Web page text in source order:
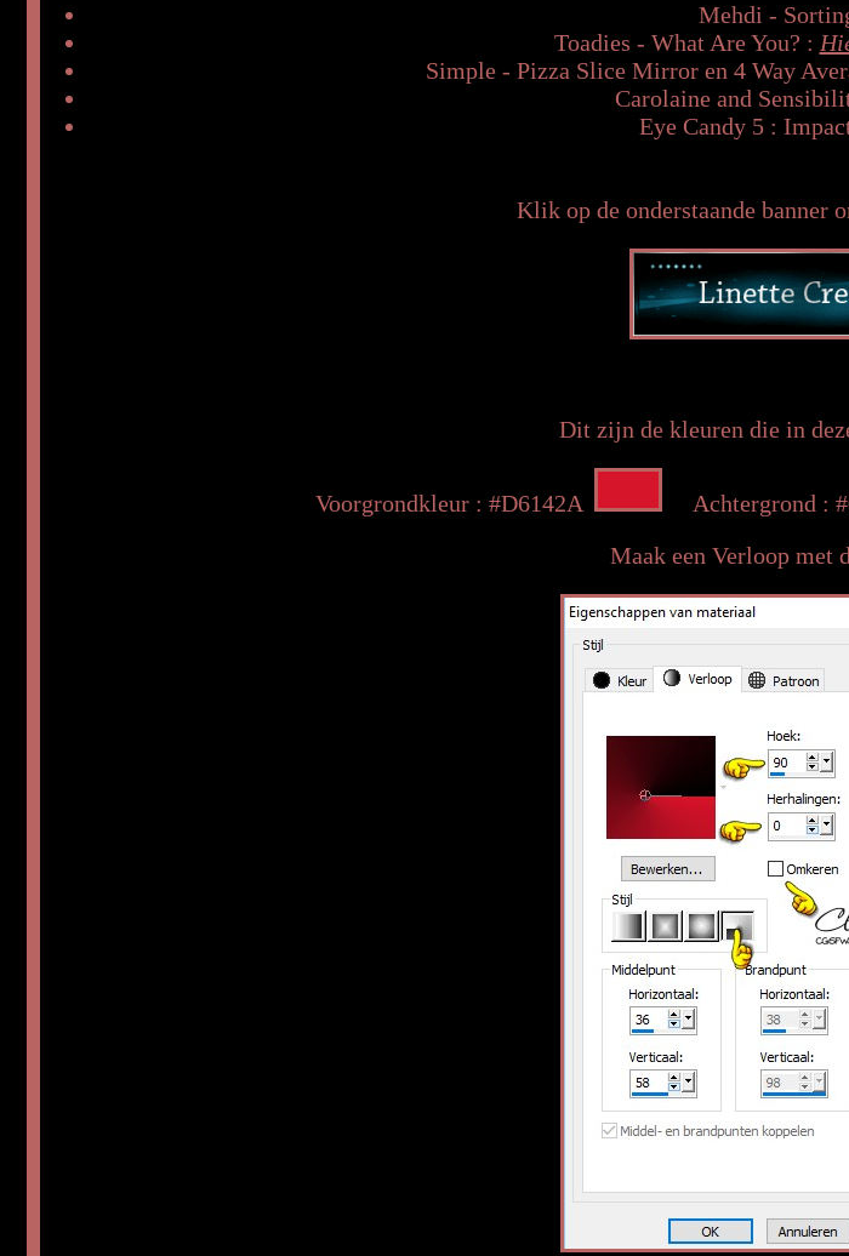
Mehdi -
Toadies - What Are You? :
Simple - Pizza Slice Mirror en 4 Way
Carolaine and
Eye Candy 5 :
Klik op de onderstaande banner
Dit zijn de kleuren die in
Voorgrondkleur : #D6142A Achtergrond :
Maak een Verloop met